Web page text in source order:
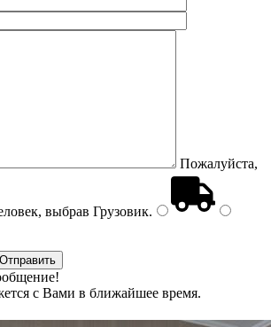
Пожалуйста,
выбрав Грузовик.
с Вами в ближайшее время.